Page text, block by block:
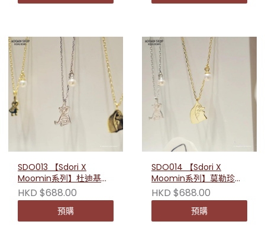
SDO013 【Sdori X
Moomin系列】杜迪基珍
珠純銀項鏈
HKD $688.00
預購
SDO014 【Sdori X
Moomin系列】莫勒珍珠
純銀項鏈
HKD $688.00
預購